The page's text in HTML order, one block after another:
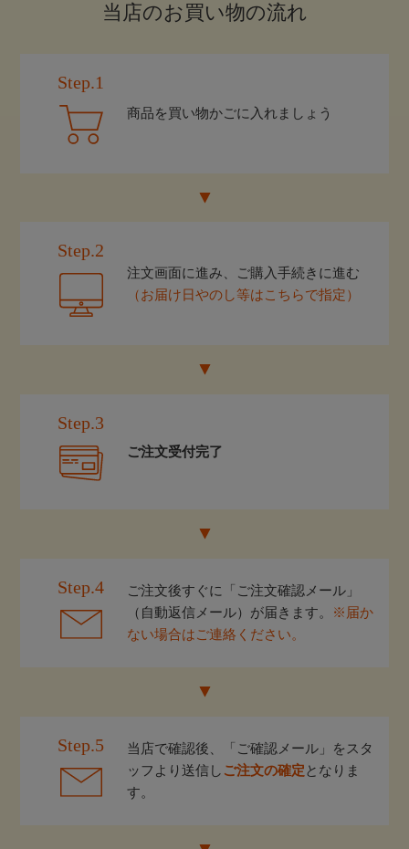
当店のお買い物の流れ
Step.1
商品を買い物かごに入れましょう
Step.2
注文画面に進み、ご購入手続きに進む
（お届け日やのし等はこちらで指定）
Step.3
ご注文受付完了
Step.4
ご注文後すぐに「ご注文確認メール」
（自動返信メール）が届きます。
※届か
ない場合はご連絡ください。
Step.5
当店で確認後、「ご確認メール」をスタ
ッフより送信し ご注文の確定となりま
す。